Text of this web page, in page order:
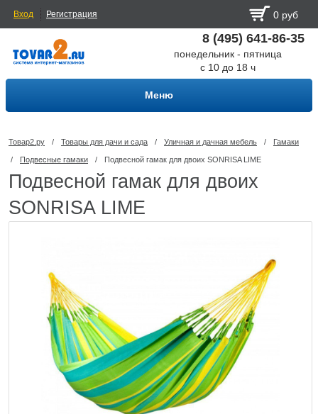
Вход Регистрация 0 руб
8 (495) 641-86-35
понедельник - пятница
с 10 до 18 ч
Меню
Товар2.ру / Товары для дачи и сада / Уличная и дачная мебель / Гамаки
/ Подвесные гамаки / Подвесной гамак для двоих SONRISA LIME
Подвесной гамак для двоих
SONRISA LIME